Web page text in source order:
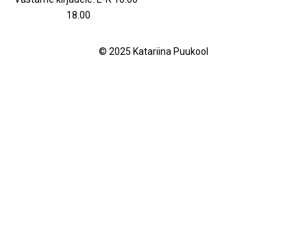
18.00
© 2025 Katariina Puukool